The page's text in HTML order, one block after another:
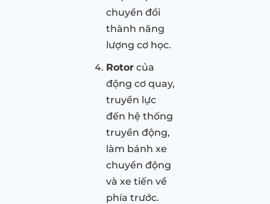
chuyển đổi
thành năng
lượng cơ học.
Rotor của
động cơ quay,
truyền lực
đến hệ thống
truyền động,
làm bánh xe
chuyển động
và xe tiến về
phía trước.